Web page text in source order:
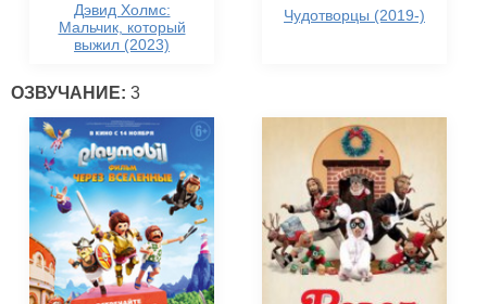
Дэвид Холмс:
Мальчик, который
выжил (2023)
Чудотворцы (2019-)
ОЗВУЧАНИЕ: 3